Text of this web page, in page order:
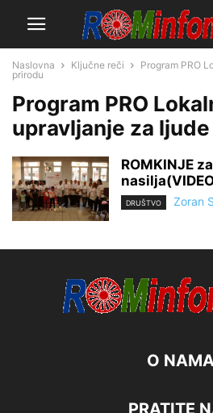
Naslovna Ključne reči
Program PRO
prirodu
Program PRO
upravljanje za
ROMKINJE
DRUŠTVO Zoran
O
PRATITE